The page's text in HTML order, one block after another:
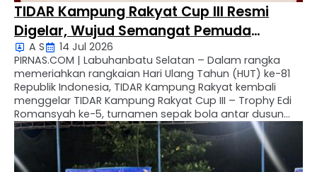
TIDAR Kampung Rakyat Cup III Resmi
Digelar, Wujud Semangat Pemuda
Meriahkan HUT RI ke-81 Desa Perkebunan
Teluk Panji
A S
14 Jul 2026
PIRNAS.COM | Labuhanbatu Selatan – Dalam rangka
memeriahkan rangkaian Hari Ulang Tahun (HUT) ke-81
Republik Indonesia, TIDAR Kampung Rakyat kembali
menggelar TIDAR Kampung Rakyat Cup III – Trophy Edi
Romansyah ke-5, turnamen sepak bola antar dusun
yang akan berlangsung di Desa Perkebunan Teluk Panji,
Kecamatan Kampung Rakyat, Kabupaten Labuhanbatu
Selatan. Turnamen ini bukan sekadar ajang …